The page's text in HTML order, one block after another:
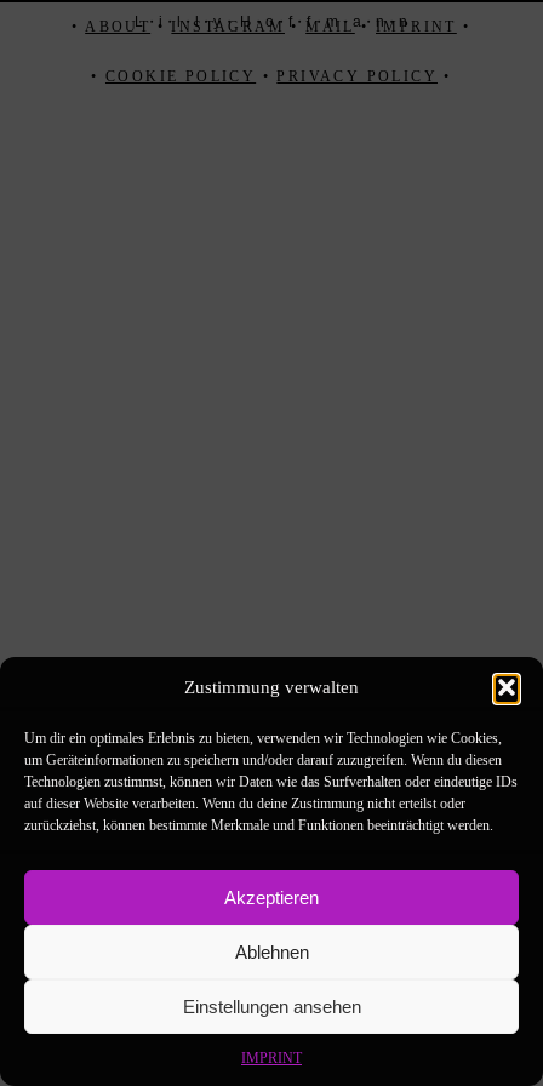
Zustimmung verwalten
Um dir ein optimales Erlebnis zu bieten, verwenden wir Technologien wie Cookies,
um Geräteinformationen zu speichern und/oder darauf zuzugreifen. Wenn du diesen
Technologien zustimmst, können wir Daten wie das Surfverhalten oder eindeutige IDs
auf dieser Website verarbeiten. Wenn du deine Zustimmung nicht erteilst oder
zurückziehst, können bestimmte Merkmale und Funktionen beeinträchtigt werden.
Akzeptieren
Ablehnen
Einstellungen ansehen
IMPRINT
L・i・l・l・y・ H・o・f・f・m・a・n・n
•ABOUT• INSTAGRAM • MAIL• IMPRINT •
• COOKIE POLICY • PRIVACY POLICY •